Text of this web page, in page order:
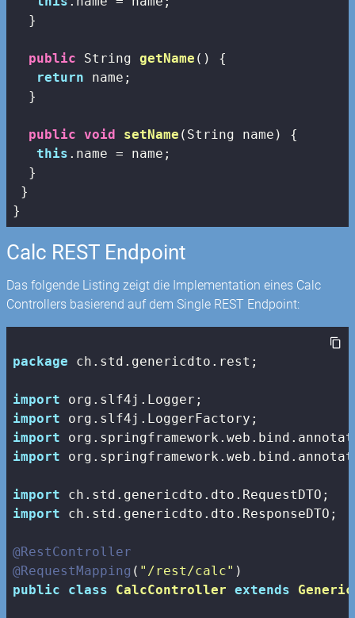
  }
public String getName ()
{
return name;
  }
public void setName (String name)
{
this .name = name;
  }
}
Calc REST Endpoint
Das folgende Listing zeigt die Implementation eines Calc
Controllers basierend auf dem Single REST Endpoint:
package ch.std.genericdto.rest;
import
import
import
import
import
import ch.std.genericdto.dto.ResponseDTO;
@RestController
@RequestMapping ( "/rest/calc"
public
class CalcController extends